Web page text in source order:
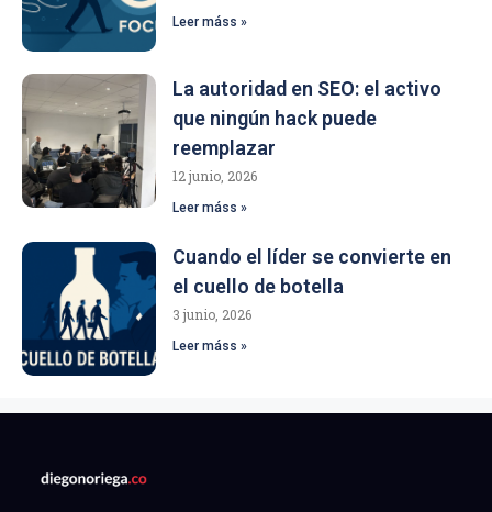
Leer máss »
La autoridad en SEO: el activo
que ningún hack puede
reemplazar
12 junio, 2026
Leer máss »
Cuando el líder se convierte en
el cuello de botella
3 junio, 2026
Leer máss »